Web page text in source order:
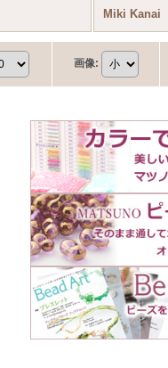
Miki Kanai
画像: